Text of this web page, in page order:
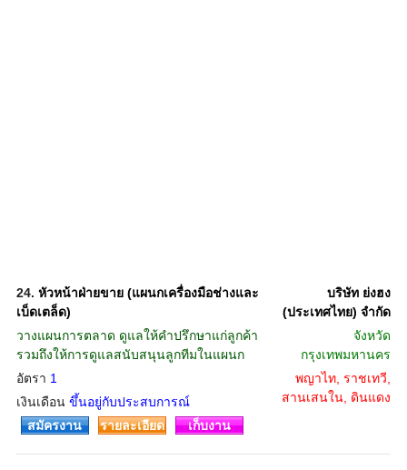
24. หัวหน้าฝ่ายขาย (แผนกเครื่องมือช่างและ
เบ็ดเตล็ด)
วางแผนการตลาด ดูแลให้คำปรึกษาแก่ลูกค้า
รวมถึงให้การดูแลสนับสนุนลูกทีมในแผนก
อัตรา 1
เงินเดือน ขึ้นอยู่กับประสบการณ์
บริษัท ย่งฮง
(ประเทศไทย) จำกัด
จังหวัด
กรุงเทพมหานคร
พญาไท, ราชเทวี,
สานเสนใน, ดินแดง
สมัครงาน
รายละเอียด เก็บงาน